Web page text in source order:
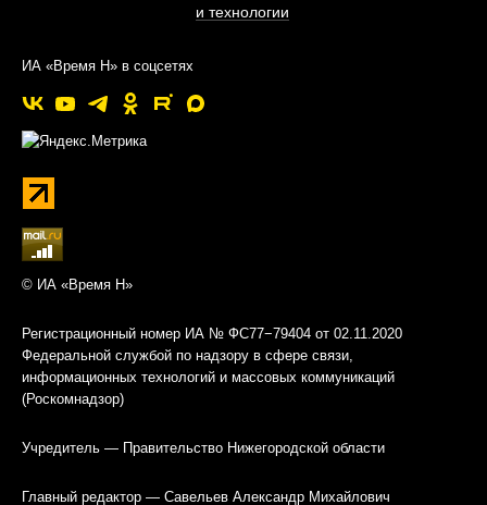
и технологии
ИА «Время Н» в соцсетях
© ИА «Время Н»
Регистрационный номер ИА № ФС77−79404 от 02.11.2020
Федеральной службой по надзору в сфере связи,
информационных технологий и массовых коммуникаций
(Роскомнадзор)
Учредитель — Правительство Нижегородской области
Главный редактор — Савельев Александр Михайлович